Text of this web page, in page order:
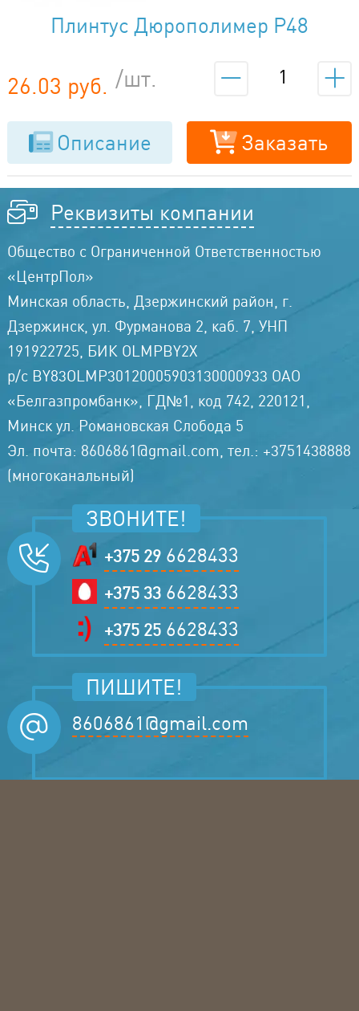
Плинтус Дюрополимер P48
26.03 руб. /шт.
Описание Заказать
Реквизиты компании
Общество с Ограниченной Ответственностью
«ЦентрПол»
Минская область, Дзержинский район, г.
Дзержинск, ул. Фурманова 2, каб. 7, УНП
191922725, БИК OLMPBY2X
р/с BY83OLMP30120005903130000933 ОАО
«Белгазпромбанк», ГД№1, код 742, 220121,
Минск ул. Романовская Слобода 5
Эл. почта: 8606861@gmail.com, тел.: +3751438888
(многоканальный)
ЗВОНИТЕ!
+375 296628433
+375 336628433
+375 256628433
ПИШИТЕ!
8606861@gmail.com